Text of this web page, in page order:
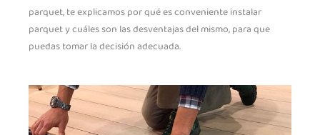
parquet, te explicamos por qué es conveniente instalar
parquet y cuáles son las desventajas del mismo, para que
puedas tomar la decisión adecuada.